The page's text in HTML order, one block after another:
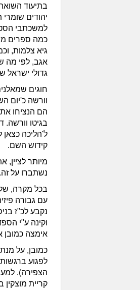
בתיעוד
יהודים
למשכתבי
כמה ספרים
גיא צלמות,
אגב, לפי מה
גדולי ישראל
חוגים
וורשה כ'יום
הם הנציחו
בגיטו
ל'הליכה כצאן
קידוש השם.
מיותר לציין,
נשתברו על זה.
בכל מקרה,
עם גבורה
נקבע לכ"ז
וקינה ע"י
אימצה כמובן
כמובן, על
לפגוע
הצפירה).
קריית